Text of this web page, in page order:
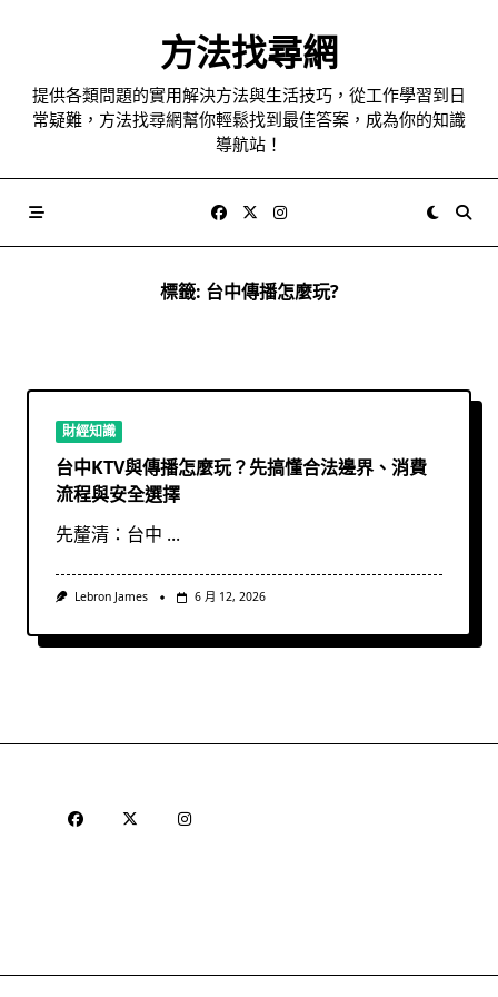
方法找尋網
提供各類問題的實用解決方法與生活技巧，從工作學習到日
常疑難，方法找尋網幫你輕鬆找到最佳答案，成為你的知識
導航站！
標籤: 台中傳播怎麼玩?
財經知識
台中KTV與傳播怎麼玩？先搞懂合法邊界、消費
流程與安全選擇
先釐清：台中 ...
Lebron James 6 月 12, 2026